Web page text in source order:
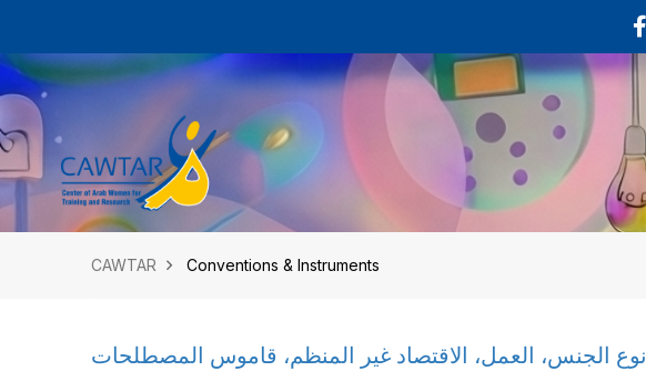
CAWTAR Conventions & Instruments
نوع الجنس، العمل، الاقتصاد غير المنظم، قاموس المصطلحات